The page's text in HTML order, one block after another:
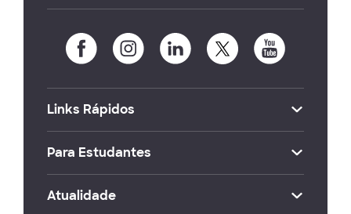
Links Rápidos
Para Estudantes
Atualidade